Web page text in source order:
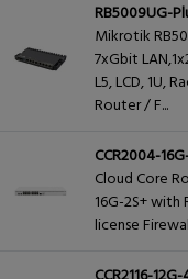
RB5009UG-
Mikrotik
7xGbit
L5, LCD, 1U,
Router / F...
CCR2004-
Cloud Core
16G-2S+ with
license